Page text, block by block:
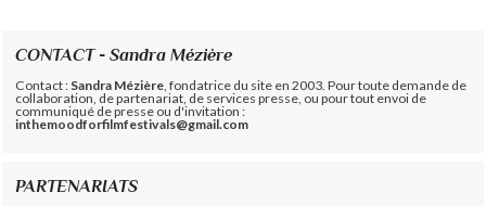
CONTACT - Sandra Mézière
Contact : Sandra Mézière , fondatrice du site en 2003. Pour toute demande de
collaboration, de partenariat, de services presse, ou pour tout envoi de
communiqué de presse ou d'invitation :
inthemoodforfilmfestivals@gmail.com
PARTENARIATS